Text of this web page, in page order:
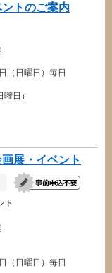
トのご案内
（日曜日）毎日
日）
展・イベント
ト
（日曜日）毎日